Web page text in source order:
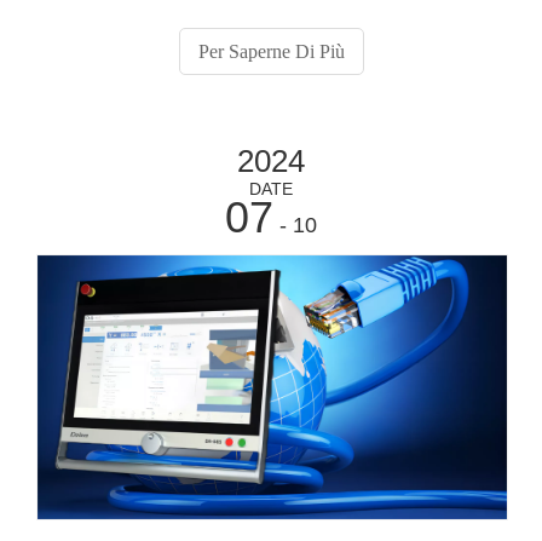
Per Saperne Di Più
2024
DATE
07 - 10